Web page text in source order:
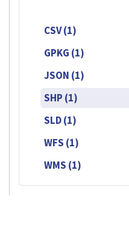
CSV (1)
GPKG (1)
JSON (1)
SHP (1)
SLD (1)
WFS (1)
WMS (1)